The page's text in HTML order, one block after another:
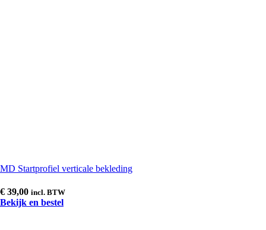
MD Startprofiel verticale bekleding
€ 39,00 incl. BTW
Bekijk en bestel